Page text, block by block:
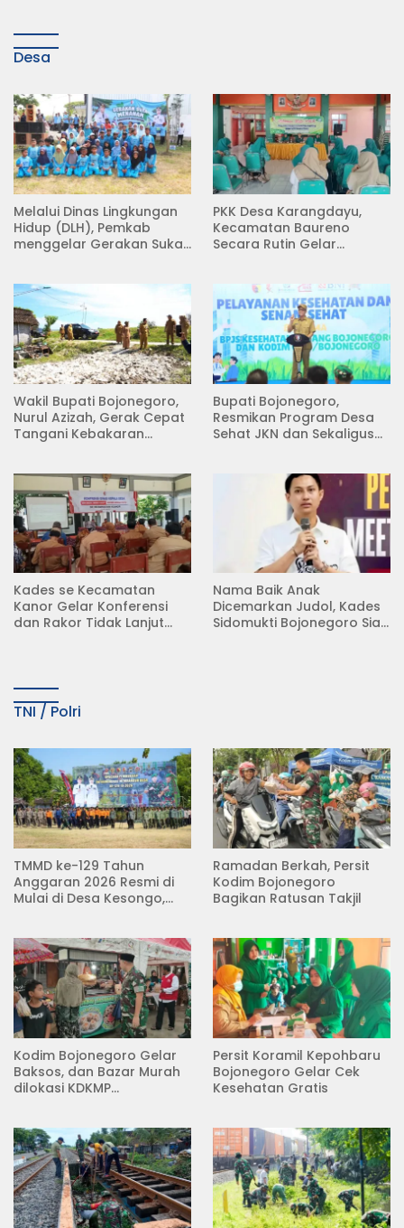
Desa
Melalui Dinas Lingkungan
Hidup (DLH), Pemkab
menggelar Gerakan Suka
PKK Desa Karangdayu,
Kecamatan Baureno
Secara Rutin Gelar
Wakil Bupati Bojonegoro,
Nurul Azizah, Gerak Cepat
Tangani Kebakaran
Bupati Bojonegoro,
Resmikan Program Desa
Sehat JKN dan Sekaligus
Kades se Kecamatan
Kanor Gelar Konferensi
dan Rakor Tidak Lanjut
Nama Baik Anak
Dicemarkan Judol, Kades
Sidomukti Bojonegoro Siap
TNI / Polri
TMMD ke-129 Tahun
Anggaran 2026 Resmi di
Mulai di Desa Kesongo,
Ramadan Berkah, Persit
Kodim Bojonegoro
Bagikan Ratusan Takjil
Kodim Bojonegoro Gelar
Baksos, dan Bazar Murah
dilokasi KDKMP
Persit Koramil Kepohbaru
Bojonegoro Gelar Cek
Kesehatan Gratis